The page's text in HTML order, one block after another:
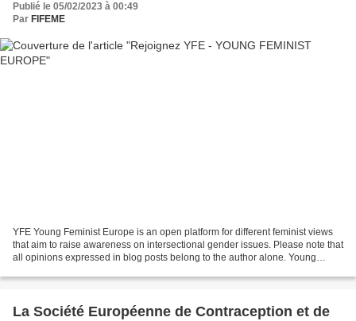
Publié le 05/02/2023 à 00:49
Par FIFEME
YFE Young Feminist Europe is an open platform for different feminist views
that aim to raise awareness on intersectional gender issues. Please note that
all opinions expressed in blog posts belong to the author alone. Young
La Société Européenne de Contraception et de